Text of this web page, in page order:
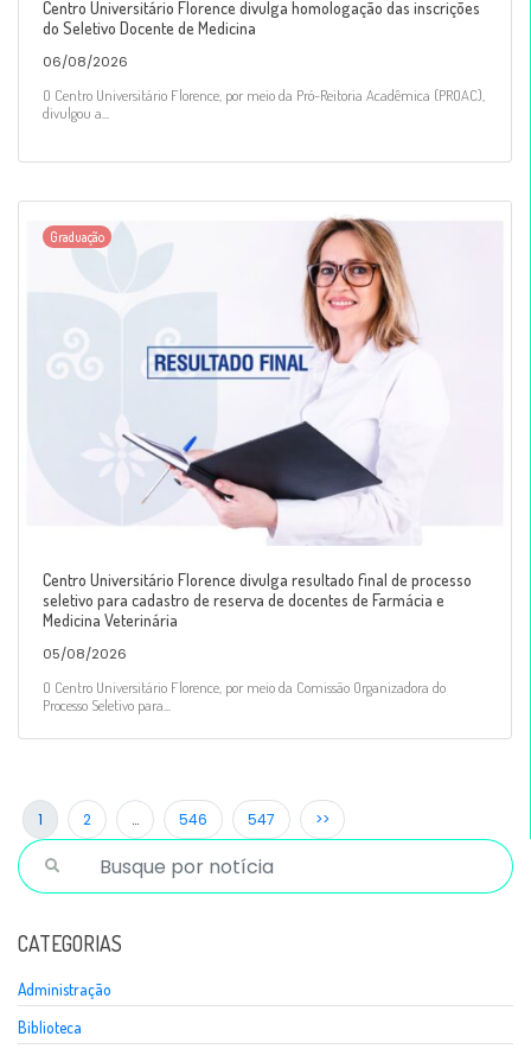
Centro Universitário Florence divulga homologação das inscrições
do Seletivo Docente de Medicina
06/08/2026
O Centro Universitário Florence, por meio da Pró-Reitoria Acadêmica (PROAC),
divulgou a...
Graduação
Centro Universitário Florence divulga resultado final de processo
seletivo para cadastro de reserva de docentes de Farmácia e
Medicina Veterinária
05/08/2026
O Centro Universitário Florence, por meio da Comissão Organizadora do
Processo Seletivo para...
1 2 … 546 547 >>
CATEGORIAS
Administração
Biblioteca